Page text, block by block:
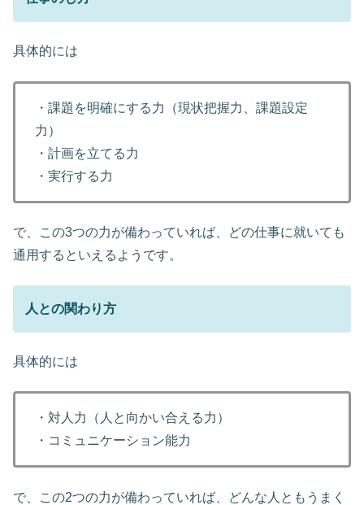
具体的には
・課題を明確にする力（現状把握力、課題設定
力）
・計画を立てる力
・実行する力
で、この3つの力が備わっていれば、どの仕事に就いても
通用するといえるようです。
人との関わり方
具体的には
・対人力（人と向かい合える力）
・コミュニケーション能力
で、この2つの力が備わっていれば、どんな人ともうまく